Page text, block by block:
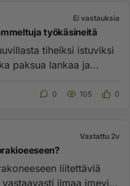
Ei vastauksia
työkäsineitä
tiheiksi istuviksi
paksua lankaa ja
0 105 0
Vastattu 2v
liitettäviä
ilmaa imeviä